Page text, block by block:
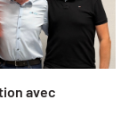
avec